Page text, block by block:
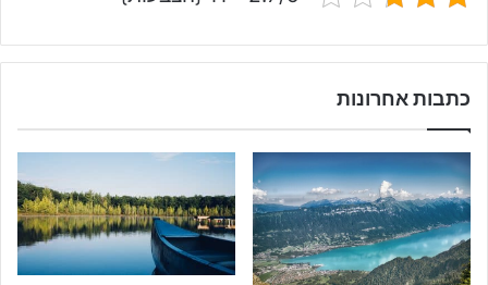
כתבות אחרונות